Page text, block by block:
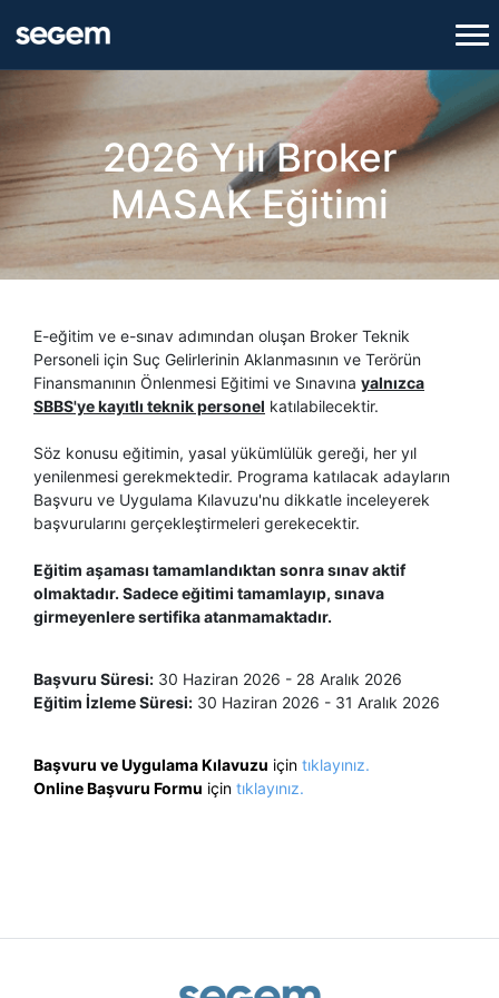
2026 Yılı Broker
MASAK Eğitimi
E-eğitim ve e-sınav adımından oluşan Broker Teknik
Personeli için Suç Gelirlerinin Aklanmasının ve Terörün
Finansmanının Önlenmesi Eğitimi ve Sınavına yalnızca
SBBS'ye kayıtlı teknik personel katılabilecektir.
Söz konusu eğitimin, yasal yükümlülük gereği, her yıl
yenilenmesi gerekmektedir. Programa katılacak adayların
Başvuru ve Uygulama Kılavuzu'nu dikkatle inceleyerek
başvurularını gerçekleştirmeleri gerekecektir.
Eğitim aşaması tamamlandıktan sonra sınav aktif
olmaktadır. Sadece eğitimi tamamlayıp, sınava
girmeyenlere sertifika atanmamaktadır.
Başvuru Süresi: 30 Haziran 2026 - 28 Aralık 2026
Eğitim İzleme Süresi: 30 Haziran 2026 - 31 Aralık 2026
Başvuru ve Uygulama Kılavuzu için tıklayınız.
Online Başvuru Formu için tıklayınız.